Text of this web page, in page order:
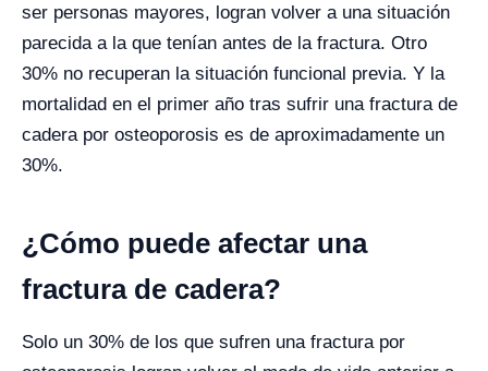
ser personas mayores, logran volver a una situación
parecida a la que tenían antes de la fractura. Otro
30% no recuperan la situación funcional previa. Y la
mortalidad en el primer año tras sufrir una fractura de
cadera por osteoporosis es de aproximadamente un
30%.
¿Cómo puede afectar una
fractura de cadera?
Solo un 30% de los que sufren una fractura por